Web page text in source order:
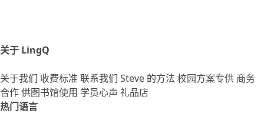
关于 LingQ
关于我们 收费标准 联系我们 Steve 的方法 校园方案专供 商务
合作供图书馆使用 学员心声 礼品店
热门语言